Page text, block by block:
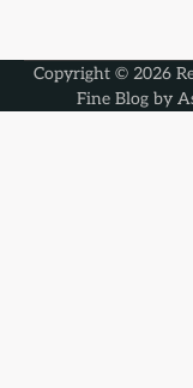
Copyright © 2026
Fine Blog by